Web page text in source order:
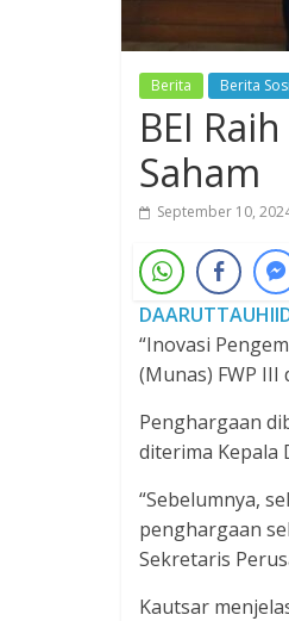
Berita Berita
BEI
Saham
September 10,
“Inovasi
(Munas) FWP
Penghargaan
diterima Kepala
“Sebelumnya,
penghargaan
Sekretaris
Kautsar